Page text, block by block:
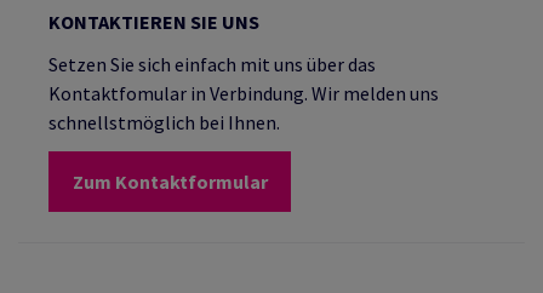
KONTAKTIEREN SIE UNS
Setzen Sie sich einfach mit uns über das
Kontaktfomular in Verbindung. Wir melden uns
schnellstmöglich bei Ihnen.
Zum Kontaktformular